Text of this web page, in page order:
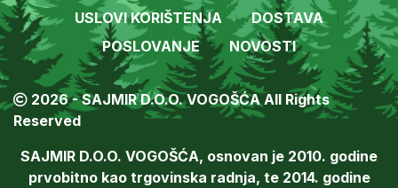
USLOVI KORIŠTENJA
DOSTAVA
POSLOVANJE
NOVOSTI
2026 - SAJMIR D.O.O. VOGOŠĆA All Rights
Reserved
SAJMIR D.O.O. VOGOŠĆA, osnovan je 2010. godine
prvobitno kao trgovinska radnja, te 2014. godine